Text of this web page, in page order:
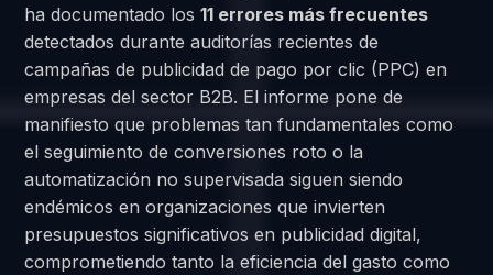
ha documentado los11 errores más frecuentes
detectados durante auditorías recientes de
campañas de publicidad de pago por clic (PPC) en
empresas del sector B2B. El informe pone de
manifiesto que problemas tan fundamentales como
el seguimiento de conversiones roto o la
automatización no supervisada siguen siendo
endémicos en organizaciones que invierten
presupuestos significativos en publicidad digital,
comprometiendo tanto la eficiencia del gasto como